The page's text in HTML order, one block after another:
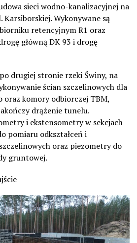
sieci wodno-kanalizacyjnej na
Karsiborskiej. Wykonywane są
retencyjnym R1 oraz
główną DK 93 i drogę
drugiej stronie rzeki Świny, na
ścian szczelinowych dla
oraz komory odbiorczej TBM,
drążenie tunelu.
i ekstensometry w sekcjach
pomiaru odkształceń i
oraz piezometry do
gruntowej.